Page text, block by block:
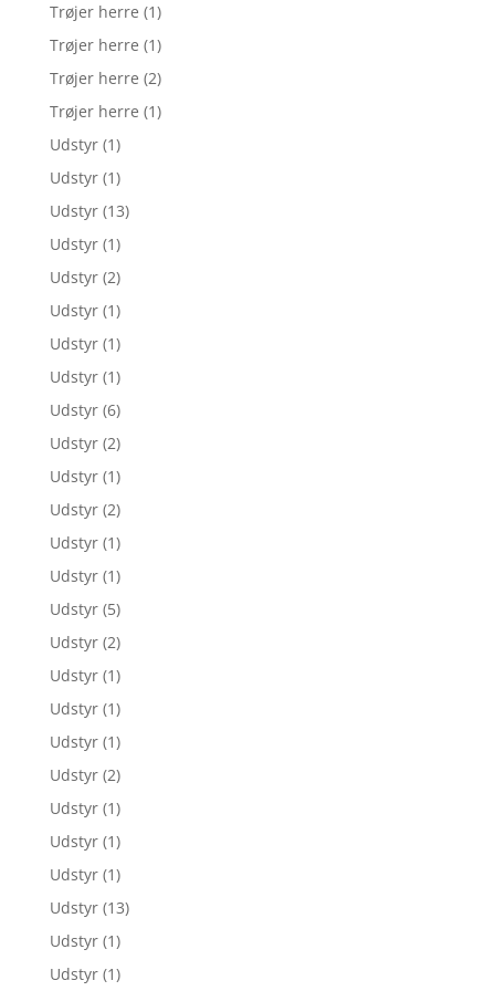
Trøjer herre (1)
Trøjer herre (1)
Trøjer herre (2)
Trøjer herre (1)
Udstyr (1)
Udstyr (1)
Udstyr (13)
Udstyr (1)
Udstyr (2)
Udstyr (1)
Udstyr (1)
Udstyr (1)
Udstyr (6)
Udstyr (2)
Udstyr (1)
Udstyr (2)
Udstyr (1)
Udstyr (1)
Udstyr (5)
Udstyr (2)
Udstyr (1)
Udstyr (1)
Udstyr (1)
Udstyr (2)
Udstyr (1)
Udstyr (1)
Udstyr (1)
Udstyr (13)
Udstyr (1)
Udstyr (1)